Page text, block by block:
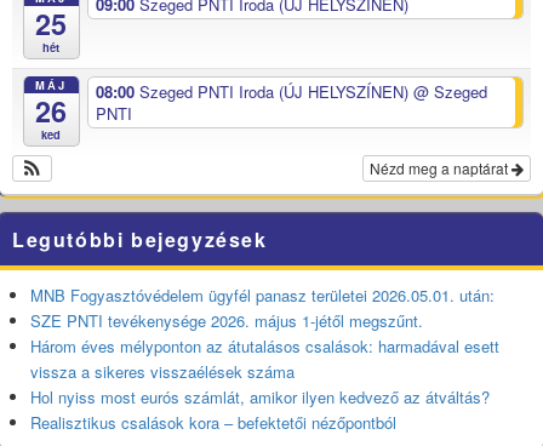
25
hét
MÁJ
26
ked
08:00 Szeged PNTI Iroda (ÚJ HELYSZÍNEN) @ Szeged
PNTI
Nézd meg a naptárat
Legutóbbi bejegyzések
MNB Fogyasztóvédelem ügyfél panasz területei 2026.05.01. után:
SZE PNTI tevékenysége 2026. május 1-jétől megszűnt.
Három éves mélyponton az átutalásos csalások: harmadával esett
vissza a sikeres visszaélések száma
Hol nyiss most eurós számlát, amikor ilyen kedvező az átváltás?
Realisztikus csalások kora – befektetői nézőpontból